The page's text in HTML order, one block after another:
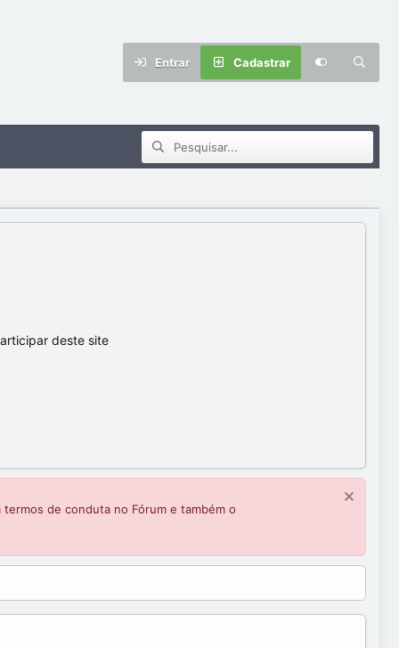
Entrar Cadastrar
deste site
de conduta no Fórum e também o